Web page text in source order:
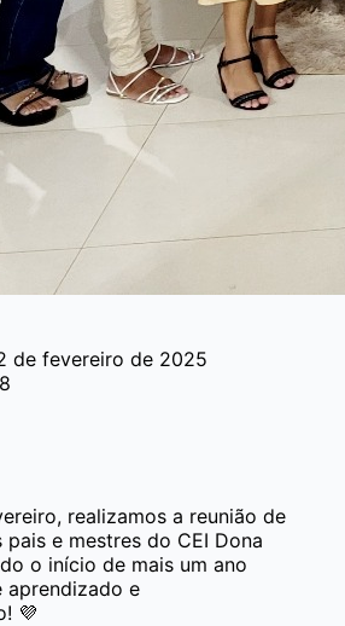
de fevereiro de 2025
realizamos a reunião de
e mestres do CEI Dona
o início de mais um ano
aprendizado e
💜